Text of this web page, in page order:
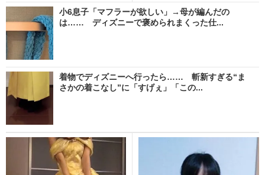
小6息子「マフラーが欲しい」→母が編んだの
は…… ディズニーで褒められまくった仕...
着物でディズニーへ行ったら…… 斬新すぎる“ま
さかの着こなし”に「すげぇ」「この...